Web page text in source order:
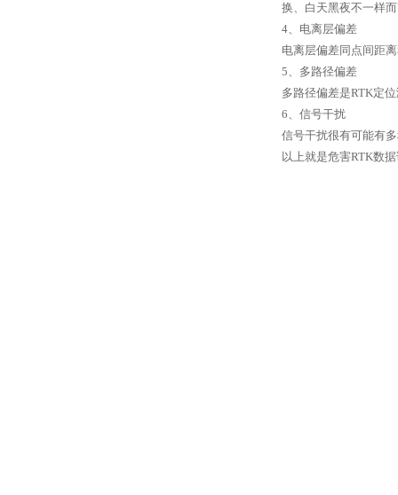
换、白天黑夜不一样
4、电离层偏差
电离层偏差同点间距
5、多路径偏差
多路径偏差是RTK定
6、信号干扰
信号干扰很有可能有
以上就是危害RTK数